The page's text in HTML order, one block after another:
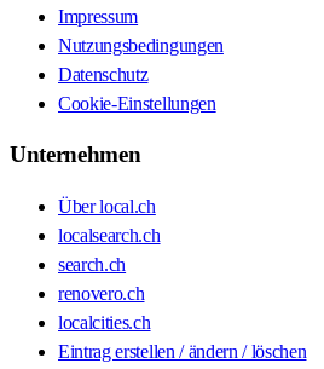
Impressum
Nutzungsbedingungen
Datenschutz
Cookie-Einstellungen
Unternehmen
Über local.ch
localsearch.ch
search.ch
renovero.ch
localcities.ch
Eintrag erstellen / ändern / löschen